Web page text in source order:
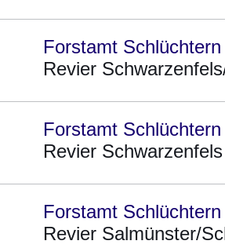
Forstamt Schlüchtern
Revier
Forstamt Schlüchtern
Revier Schwarzenfels
Forstamt Schlüchtern
Revier Salmünster/